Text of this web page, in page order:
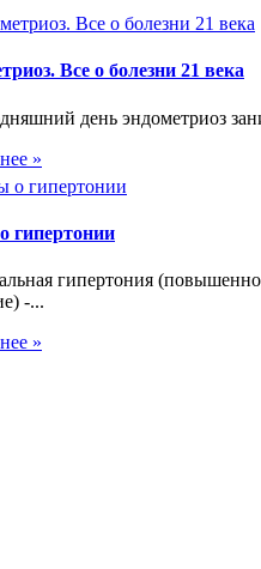
Все о болезни 21 века
день эндометриоз
»
гипертония
-...
»